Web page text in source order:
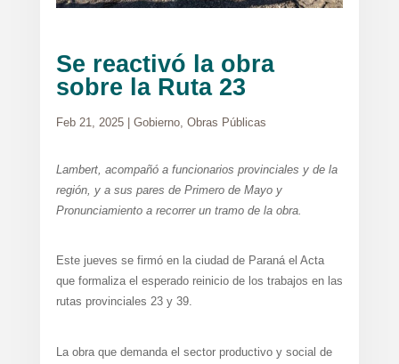
Se reactivó la obra
sobre la Ruta 23
Feb 21, 2025| Gobierno, Obras Públicas
Lambert, acompañó a funcionarios provinciales y de la
región, y a sus pares de Primero de Mayo y
Pronunciamiento a recorrer un tramo de la obra.
Este jueves se firmó en la ciudad de Paraná el Acta
que formaliza el esperado reinicio de los trabajos en las
rutas provinciales 23 y 39.
La obra que demanda el sector productivo y social de